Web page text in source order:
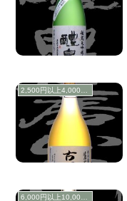
2,500円以上4,000円未満